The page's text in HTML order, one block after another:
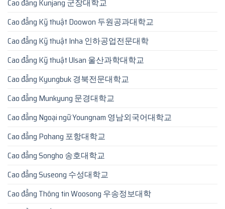
Cao đẳng Kunjang 군장대학교
Cao đẳng Kỹ thuật Doowon 두원공과대학교
Cao đẳng Kỹ thuật Inha 인하공업전문대학
Cao đẳng Kỹ thuật Ulsan 울산과학대학교
Cao đẳng Kyungbuk 경북전문대학교
Cao đẳng Munkyung 문경대학교
Cao đẳng Ngoại ngữ Youngnam 영남외국어대학교
Cao đẳng Pohang 포항대학교
Cao đẳng Songho 송호대학교
Cao đẳng Suseong 수성대학교
Cao đẳng Thông tin Woosong 우송정보대학